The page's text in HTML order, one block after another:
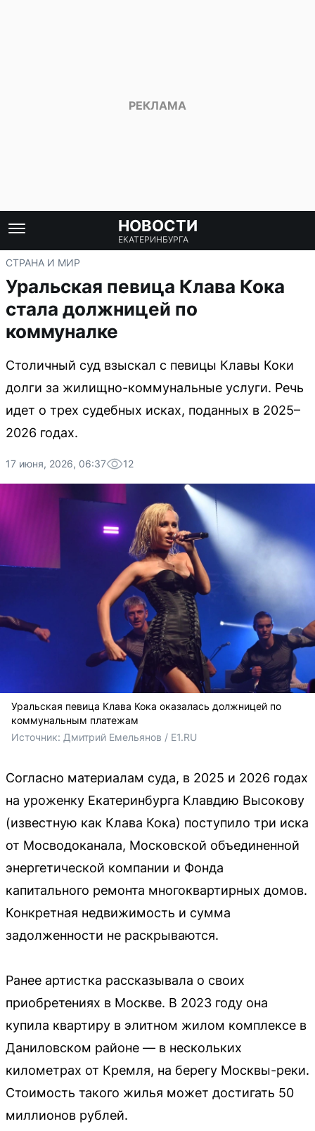
НОВОСТИ
ЕКАТЕРИНБУРГА
СТРАНА И МИР
Уральская певица Клава Кока
стала должницей по
коммуналке
Столичный суд взыскал с певицы Клавы Коки
долги за жилищно-коммунальные услуги. Речь
идет о трех судебных исках, поданных в 2025–
2026 годах.
17 июня, 2026, 06:37 12
Уральская певица Клава Кока оказалась должницей по
коммунальным платежам
Источник: Дмитрий Емельянов / E1.RU
Согласно материалам суда, в 2025 и 2026 годах
на уроженку Екатеринбурга Клавдию Высокову
(известную как Клава Кока) поступило три иска
от Мосводоканала, Московской объединенной
энергетической компании и Фонда
капитального ремонта многоквартирных домов.
Конкретная недвижимость и сумма
задолженности не раскрываются.
Ранее артистка рассказывала о своих
приобретениях в Москве. В 2023 году она
купила квартиру в элитном жилом комплексе в
Даниловском районе — в нескольких
километрах от Кремля, на берегу Москвы-реки.
Стоимость такого жилья может достигать 50
миллионов рублей.